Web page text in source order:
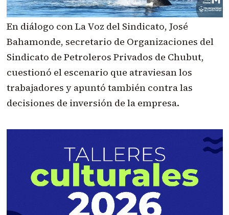
En diálogo con La Voz del Sindicato, José
Bahamonde, secretario de Organizaciones del
Sindicato de Petroleros Privados de Chubut,
cuestionó el escenario que atraviesan los
trabajadores y apuntó también contra las
decisiones de inversión de la empresa.